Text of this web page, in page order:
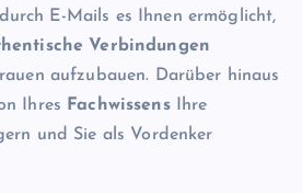
E-Mails es Ihnen ermöglicht,
Verbindungen
aufzubauen. Darüber hinaus
Ihres FachwissensIhre
und Sie als Vordenker